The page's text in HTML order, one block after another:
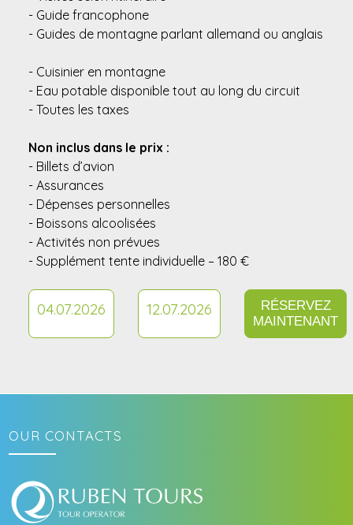
- Guide francophone
- Guides de montagne parlant allemand ou anglais
- Cuisinier en montagne
- Eau potable disponible tout au long du circuit
- Toutes les taxes
Non inclus dans le prix :
- Billets d’avion
- Assurances
- Dépenses personnelles
- Boissons alcoolisées
- Activités non prévues
- Supplément tente individuelle – 180 €
04.07.2026 12.07.2026
RÉSERVEZ
MAINTENANT
OUR CONTACTS